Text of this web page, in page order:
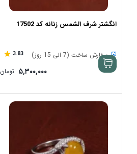
انگشتر شرف الشمس زنانه کد 17502
سفارش ساخت (7 الی 15 روز) 3.83
۵,۳۰۰,۰۰۰ تومان